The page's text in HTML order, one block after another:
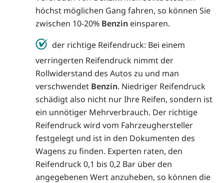
höchst möglichen Gang fahren, so können Sie
zwischen 10-20% Benzin einsparen.
der richtige Reifendruck: Bei einem
verringerten Reifendruck nimmt der
Rollwiderstand des Autos zu und man
verschwendet Benzin. Niedriger Reifendruck
schädigt also nicht nur Ihre Reifen, sondern ist
ein unnötiger Mehrverbrauch. Der richtige
Reifendruck wird vom Fahrzeughersteller
festgelegt und ist in den Dokumenten des
Wagens zu finden. Experten raten, den
Reifendruck 0,1 bis 0,2 Bar über den
angegebenen Wert anzuheben, so können die